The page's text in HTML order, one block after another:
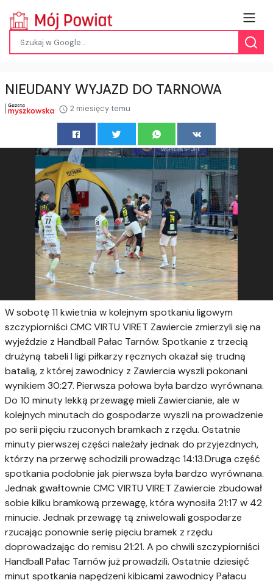
NIEUDANY WYJAZD DO TARNOWA
2 miesięcy temu
W sobotę 11 kwietnia w kolejnym spotkaniu ligowym
szczypiorniści CMC VIRTU VIRET Zawiercie zmierzyli się na
wyjeździe z Handball Pałac Tarnów. Spotkanie z trzecią
drużyną tabeli I ligi piłkarzy ręcznych okazał się trudną
batalią, z której zawodnicy z Zawiercia wyszli pokonani
wynikiem 30:27. Pierwsza połowa była bardzo wyrównana.
Do 10 minuty lekką przewagę mieli Zawiercianie, ale w
kolejnych minutach do gospodarze wyszli na prowadzenie
po serii pięciu rzuconych bramkach z rzędu. Ostatnie
minuty pierwszej części należały jednak do przyjezdnych,
którzy na przerwę schodzili prowadząc 14:13.Druga część
spotkania podobnie jak pierwsza była bardzo wyrównana.
Jednak gwałtownie CMC VIRTU VIRET Zawiercie zbudował
sobie kilku bramkową przewagę, która wynosiła 21:17 w 42
minucie. Jednak przewagę tą zniwelowali gospodarze
rzucając ponownie serię pięciu bramek z rzędu
doprowadzając do remisu 21:21. A po chwili szczypiorniści
Handball Pałac Tarnów już prowadzili. Ostatnie dziesięć
minut spotkania napędzeni kibicami zawodnicy Pałacu